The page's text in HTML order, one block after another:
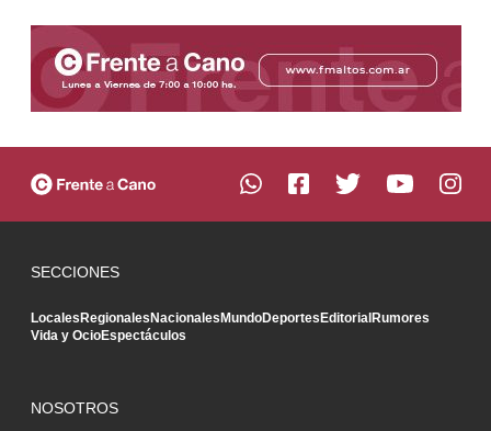
SECCIONES
LocalesRegionalesNacionalesMundoDeportesEditorialRumores
Vida y OcioEspectáculos
NOSOTROS